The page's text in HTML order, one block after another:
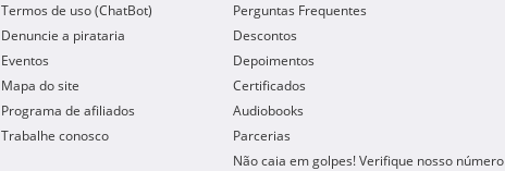
Termos de uso (ChatBot)
Denuncie a pirataria
Eventos
Mapa do site
Programa de afiliados
Trabalhe conosco
Perguntas Frequentes
Descontos
Depoimentos
Certificados
Audiobooks
Parcerias
Não caia em golpes! Verifique nosso número